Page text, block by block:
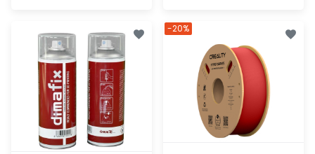
rapide
-20%